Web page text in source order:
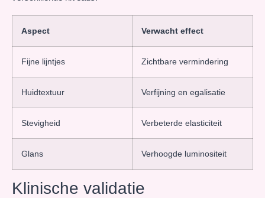
Aspect Verwacht effect
Fijne lijntjes Zichtbare vermindering
Huidtextuur Verfijning en egalisatie
Stevigheid Verbeterde elasticiteit
Glans Verhoogde luminositeit
Klinische validatie